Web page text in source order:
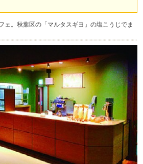
。秋葉区の「マルタスギヨ」の塩こうじでま